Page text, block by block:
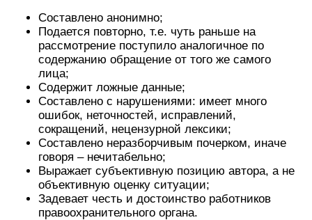
Составлено анонимно;
Подается повторно, т.е. чуть раньше на
рассмотрение поступило аналогичное по
содержанию обращение от того же самого
лица;
Содержит ложные данные;
Составлено с нарушениями: имеет много
ошибок, неточностей, исправлений,
сокращений, нецензурной лексики;
Составлено неразборчивым почерком, иначе
говоря – нечитабельно;
Выражает субъективную позицию автора, а не
объективную оценку ситуации;
Задевает честь и достоинство работников
правоохранительного органа.